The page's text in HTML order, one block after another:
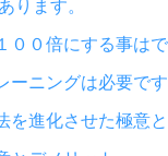
ります。
００倍にする事は
ーニングは必要です
を進化させた極意と